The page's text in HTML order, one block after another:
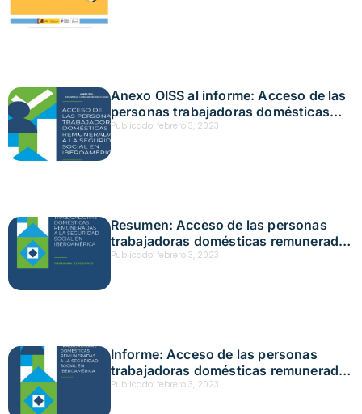
Anexo OISS al informe: Acceso de las
personas trabajadoras domésticas
remuneradas a la seguridad social en
Iberoamérica
Publicado: febrero 3, 2023
Resumen: Acceso de las personas
trabajadoras domésticas remuneradas
a la seguridad social en Iberoamérica
Publicado: febrero 3, 2023
Informe: Acceso de las personas
trabajadoras domésticas remuneradas
a la seguridad social en Iberoamérica
Publicado: febrero 3, 2023